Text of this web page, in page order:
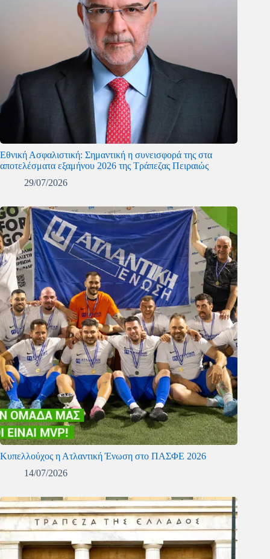
Εθνική Ασφαλιστική: Σημαντική η συνεισφορά της στα
αποτελέσματα εξαμήνου 2026 της Τράπεζας Πειραιώς
29/07/2026
Κυπελλούχος η Ατλαντική Ένωση στο ΠΑΣΦΕ 2026
14/07/2026